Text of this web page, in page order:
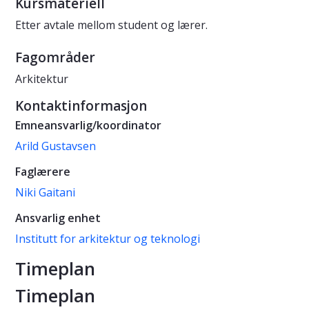
Etter avtale mellom student og lærer.
Fagområder
Arkitektur
Kontaktinformasjon
Emneansvarlig/koordinator
Arild Gustavsen
Faglærere
Niki Gaitani
Ansvarlig enhet
Institutt for arkitektur og teknologi
Timeplan
Timeplan